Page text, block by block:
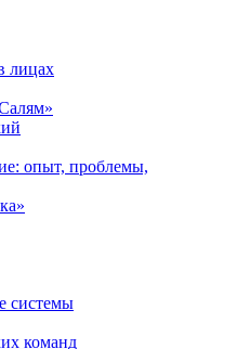
лицах
опыт, проблемы,
системы
команд